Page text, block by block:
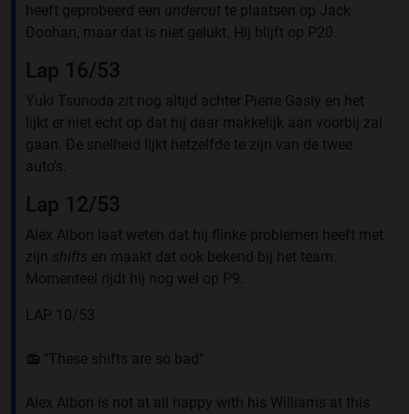
heeft geprobeerd een undercut te plaatsen op Jack
Doohan, maar dat is niet gelukt. Hij blijft op P20.
Lap 16/53
Yuki Tsunoda zit nog altijd achter Pierre Gasly en het
lijkt er niet echt op dat hij daar makkelijk aan voorbij zal
gaan. De snelheid lijkt hetzelfde te zijn van de twee
auto's.
Lap 12/53
Alex Albon laat weten dat hij flinke problemen heeft met
zijn shifts en maakt dat ook bekend bij het team.
Momenteel rijdt hij nog wel op P9.
LAP 10/53
📻 "These shifts are so bad"
Alex Albon is not at all happy with his Williams at this